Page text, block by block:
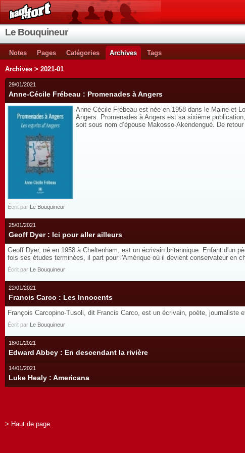
Le Bouquineur
Notes Pages Catégories Archives Tags
Archives > 2021-01
29/01/2021
Anne-Cécile Frébeau : Promenades à Angers
Anne-Cécile Frébeau est née en 1958 dans le Maine-et-
Angers. Promenades à Angers est sa sixième
soit sous nom d’épouse Makosso-Akendengué. De
Écrit par Le Bouquineur
25/01/2021
Geoff Dyer : Ici pour aller ailleurs
Geoff Dyer, né en 1958 à Cheltenham, est un écrivain britannique. Enfant d'un
fois ses études terminées, il part pour l'Amérique où il devient conservateur en
Écrit par Le Bouquineur
22/01/2021
Francis Carco : Les Innocents
François Carcopino-Tusoli, dit Francis Carco, est un écrivain, poète, journaliste
Écrit par Le Bouquineur
18/01/2021
Edward Abbey : En descendant la rivière
14/01/2021
Luke Healy : Americana
> Haut de page